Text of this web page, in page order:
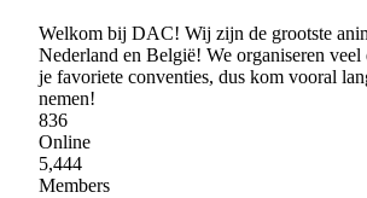
Welkom bij DAC! Wij zijn de grootste
Nederland en België! We organiseren veel
je favoriete conventies, dus kom vooral
nemen!
836
Online
5,444
Members